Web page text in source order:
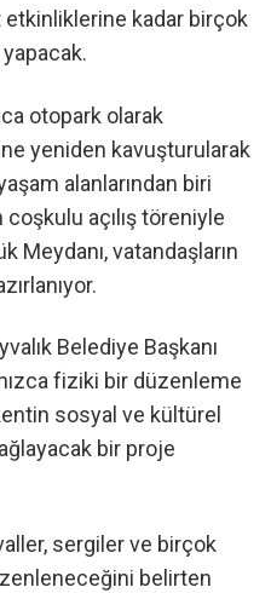
kadar birçok
otopark olarak
yeniden kavuşturularak
alanlarından biri
açılış töreniyle
Meydanı, vatandaşların
Belediye Başkanı
fiziki bir düzenleme
sosyal ve kültürel
bir proje
sergiler ve birçok
belirten